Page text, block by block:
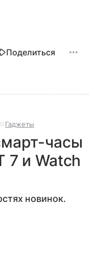
Поделиться
Гаджеты
часы
7 и Watch
новинок.